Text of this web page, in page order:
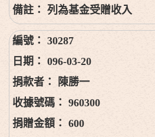
列為基金受贈收入
30287
096-03-20
陳勝一
960300
600